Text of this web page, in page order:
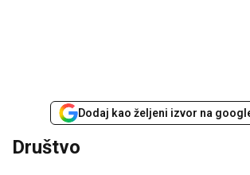
Dodaj kao željeni izvor na
Društvo